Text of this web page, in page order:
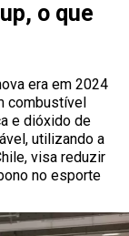
o que
era em 2024
combustível
e dióxido de
utilizando a
visa reduzir
no esporte